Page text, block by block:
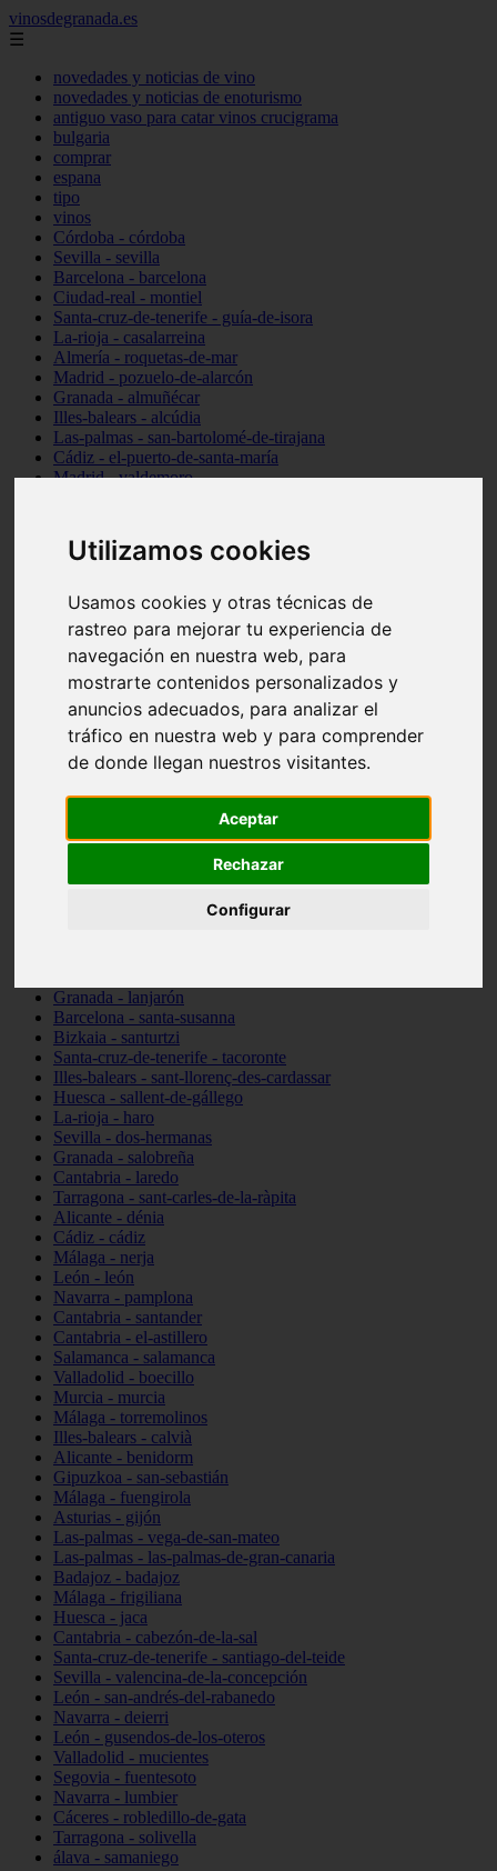
Utilizamos cookies
Usamos cookies y otras técnicas de
rastreo para mejorar tu experiencia de
navegación en nuestra web, para
mostrarte contenidos personalizados y
anuncios adecuados, para analizar el
tráfico en nuestra web y para comprender
de donde llegan nuestros visitantes.
Aceptar
Rechazar
Configurar
vinosdegranada.es
☰
novedades y noticias de vino
novedades y noticias de enoturismo
antiguo vaso para catar vinos crucigrama
bulgaria
comprar
espana
tipo
vinos
Córdoba - córdoba
Sevilla - sevilla
Barcelona - barcelona
Ciudad-real - montiel
Santa-cruz-de-tenerife - guía-de-isora
La-rioja - casalarreina
Almería - roquetas-de-mar
Madrid - pozuelo-de-alarcón
Granada - almuñécar
Illes-balears - alcúdia
Las-palmas - san-bartolomé-de-tirajana
Cádiz - el-puerto-de-santa-maría
Madrid - valdemoro
Cantabria - suances
Sevilla - bormujos
Málaga - júzcar
Huesca - alquézar
Huesca - castejón-de-sos
Lleida - alt-àneu
Córdoba - almedinilla
Navarra - zangoza
Cantabria - arenas-de-iguña
Barcelona - la-pobla-de-lillet
Murcia - cartagena
Madrid - nuevo-baztán
Granada - lanjarón
Barcelona - santa-susanna
Bizkaia - santurtzi
Santa-cruz-de-tenerife - tacoronte
Illes-balears - sant-llorenç-des-cardassar
Huesca - sallent-de-gállego
La-rioja - haro
Sevilla - dos-hermanas
Granada - salobreña
Cantabria - laredo
Tarragona - sant-carles-de-la-ràpita
Alicante - dénia
Cádiz - cádiz
Málaga - nerja
León - león
Navarra - pamplona
Cantabria - santander
Cantabria - el-astillero
Salamanca - salamanca
Valladolid - boecillo
Murcia - murcia
Málaga - torremolinos
Illes-balears - calvià
Alicante - benidorm
Gipuzkoa - san-sebastián
Málaga - fuengirola
Asturias - gijón
Las-palmas - vega-de-san-mateo
Las-palmas - las-palmas-de-gran-canaria
Badajoz - badajoz
Málaga - frigiliana
Huesca - jaca
Cantabria - cabezón-de-la-sal
Santa-cruz-de-tenerife - santiago-del-teide
Sevilla - valencina-de-la-concepción
León - san-andrés-del-rabanedo
Navarra - deierri
León - gusendos-de-los-oteros
Valladolid - mucientes
Segovia - fuentesoto
Navarra - lumbier
Cáceres - robledillo-de-gata
Tarragona - solivella
álava - samaniego